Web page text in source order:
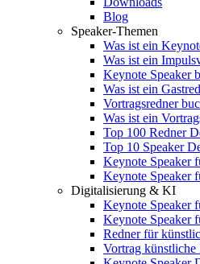
Blog
Speaker-Themen
Was ist ein
Was ist ein
Keynote Speaker
Was ist ein
Vortragsredner
Was ist ein
Top 100 Redner
Top 10 Speaker
Keynote Speaker
Keynote Speaker
Digitalisierung & KI
Keynote Speaker
Keynote Speaker
Redner für
Vortrag künstliche